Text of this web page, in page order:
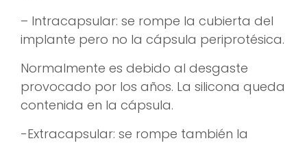
– Intracapsular: se rompe la cubierta del
implante pero no la cápsula periprotésica.
Normalmente es debido al desgaste
provocado por los años. La silicona queda
contenida en la cápsula.
-Extracapsular: se rompe también la